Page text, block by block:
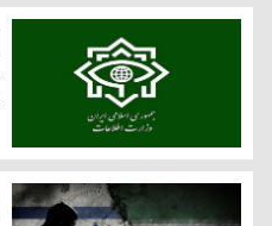
طهران تعلن اعتقال 21 عنصراً مرتبطاً بالموساد في محافظة كرمان